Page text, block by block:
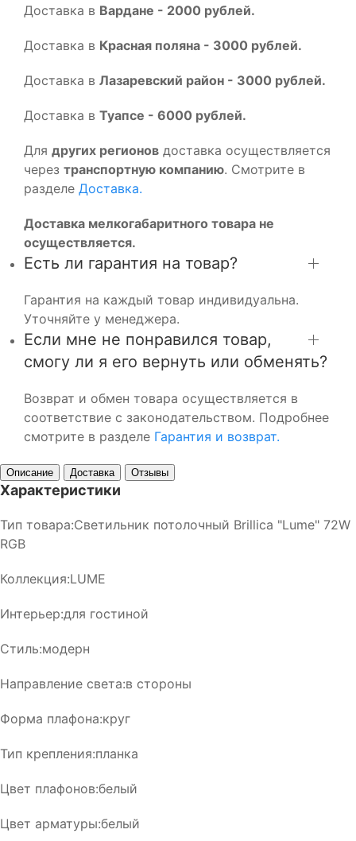
Доставка в Вардане - 2000 рублей.
Доставка в Красная поляна - 3000 рублей.
Доставка в Лазаревский район - 3000 рублей.
Доставка в Туапсе - 6000 рублей.
Для других регионов доставка осуществляется
через транспортную компанию. Смотрите в
разделе Доставка.
Доставка мелкогабаритного товара не
осуществляется.
Есть ли гарантия на товар?
Гарантия на каждый товар индивидуальна.
Уточняйте у менеджера.
Если мне не понравился товар,
смогу ли я его вернуть или обменять?
Возврат и обмен товара осуществляется в
соответствие с законодательством. Подробнее
смотрите в разделе Гарантия и возврат.
Описание Доставка Отзывы
Характеристики
Тип товара:Светильник потолочный Brillica "Lume" 72W
RGB
Коллекция:LUME
Интерьер:для гостиной
Стиль:модерн
Направление света:в стороны
Форма плафона:круг
Тип крепления:планка
Цвет плафонов:белый
Цвет арматуры:белый